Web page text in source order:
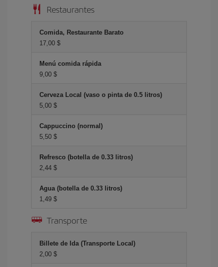
Restaurantes
Comida, Restaurante Barato
17,00 $
Menú comida rápida
9,00 $
Cerveza Local (vaso o pinta de 0.5 litros)
5,00 $
Cappuccino (normal)
5,50 $
Refresco (botella de 0.33 litros)
2,44 $
Agua (botella de 0.33 litros)
1,49 $
Transporte
Billete de Ida (Transporte Local)
2,00 $